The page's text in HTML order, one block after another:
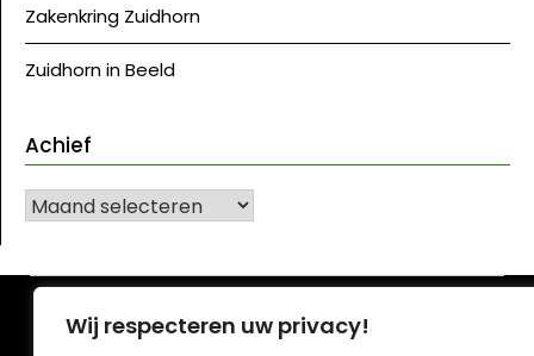
Wij respecteren uw privacy!
Zakenkring Zuidhorn
Zuidhorn in Beeld
Achief
Achief
©J Westerkwartier|NU | Ontwerp:
thema